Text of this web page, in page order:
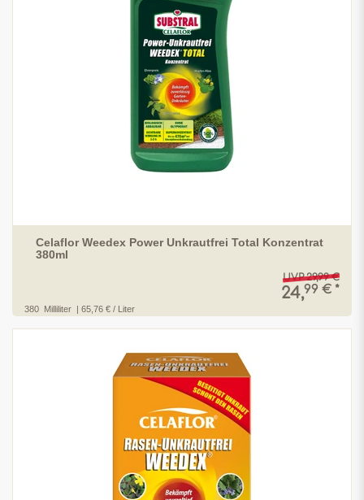
Celaflor Weedex Power Unkrautfrei Total Konzentrat
380ml
UVP 29,99 €
24,99 € *
380 Milliliter | 65,76 € / Liter